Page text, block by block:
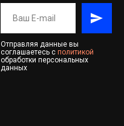
Отправляя данные вы
соглашаетесь с политикой
обработки персональных
данных